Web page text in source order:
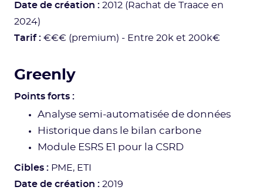
Date de création : 2012 (Rachat de Traace en
2024)
Tarif : €€€ (premium) - Entre 20k et 200k€
Greenly
Points forts :
Analyse semi-automatisée de données
Historique dans le bilan carbone
Module ESRS E1 pour la CSRD
Cibles : PME, ETI
Date de création : 2019